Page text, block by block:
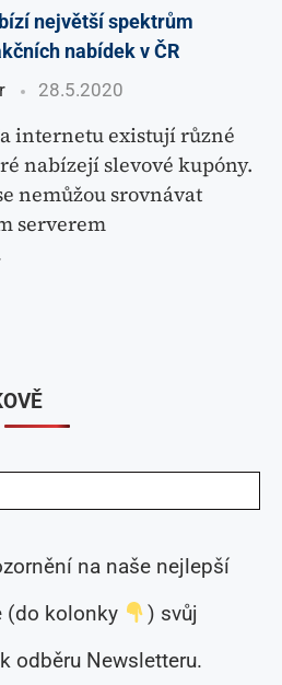
největší spektrům
nabídek v ČR
28.5.2020
internetu existují různé
nabízejí slevové kupóny.
nemůžou srovnávat
serverem
na naše nejlepší
(do kolonky
) svůj
odběru Newsletteru.